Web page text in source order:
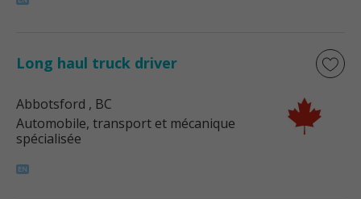
Long haul truck driver
Abbotsford , BC
Automobile, transport et mécanique
spécialisée